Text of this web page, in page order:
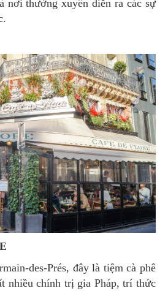
nơi thường xuyên diễn ra các sự
nhiều chính trị gia Pháp, trí thức